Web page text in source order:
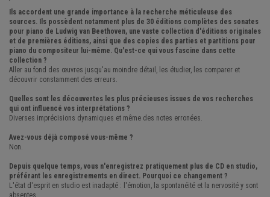
Ils accordent une grande importance à la recherche méticuleuse des
sources. Ils possèdent notamment plus de 30 éditions complètes des sonates
pour piano de Ludwig van Beethoven, une vaste collection d'éditions originales
et de premières éditions, ainsi que des copies des parties et partitions pour
piano du compositeur lui-même. Qu'est-ce qui vous fascine dans cette
collection ?
Aller au fond des œuvres jusqu'au moindre détail, les étudier, les comparer et
découvrir constamment des erreurs.
Quelles sont les découvertes les plus précieuses issues de vos recherches
qui ont influencé vos interprétations ?
Diverses imprécisions dynamiques et même des notes erronées.
Avez-vous déjà composé vous-même ?
Non.
Depuis quelque temps, vous n'enregistrez pratiquement plus de CD en studio,
préférant les enregistrements en direct. Pourquoi ce changement ?
L'état d'esprit en studio est inadapté : l'émotion, la spontanéité et la nervosité y sont
absentes.